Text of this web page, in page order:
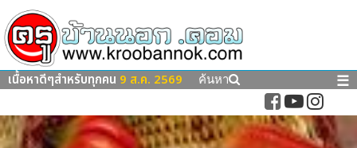
เนื้อหาดีๆสำหรับทุกคน 9 ส.ค. 2569 ค้นหา ☰